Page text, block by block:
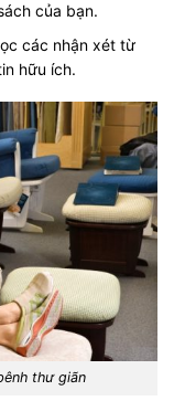
của bạn.
các nhận xét từ
hữu ích.
thư giãn